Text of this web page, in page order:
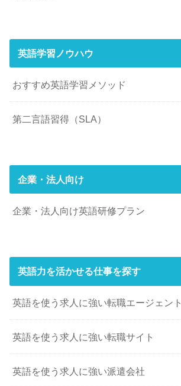
英語学習ノウハウ
おすすめ英語学習メソッド
第二言語習得（SLA）
企業・法人向け
企業・法人向け英語研修プラン
英語力を活かせる仕事を探す
英語を使う求人に強い転職エージェント
英語を使う求人に強い転職サイト
英語を使う求人に強い派遣会社